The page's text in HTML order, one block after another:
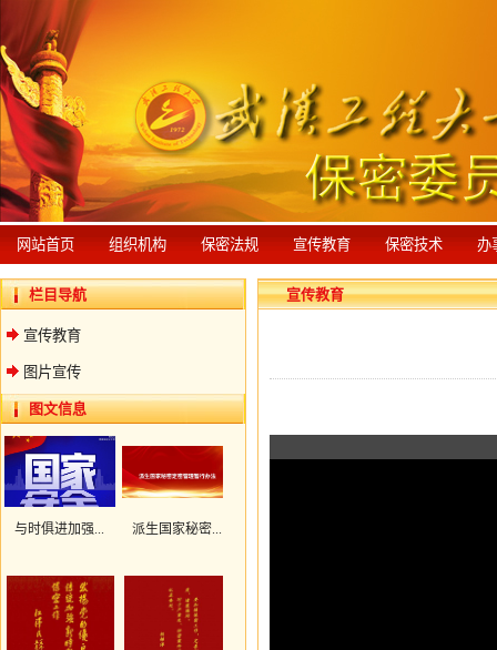
网站首页 组织机构 保密法规 宣传教育 保密技术 办
栏目导航
宣传教育
图片宣传
图文信息
与时俱进加强... 派生国家秘密...
宣传教育